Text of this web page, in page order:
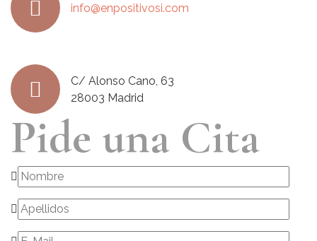
info@enpositivosi.com
C/ Alonso Cano, 63
28003 Madrid
Pide una Cita